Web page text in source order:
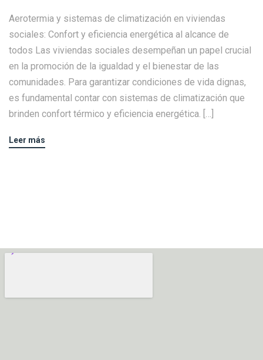
Aerotermia y sistemas de climatización en viviendas
sociales: Confort y eficiencia energética al alcance de
todos Las viviendas sociales desempeñan un papel crucial
en la promoción de la igualdad y el bienestar de las
comunidades. Para garantizar condiciones de vida dignas,
es fundamental contar con sistemas de climatización que
brinden confort térmico y eficiencia energética. […]
Leer más